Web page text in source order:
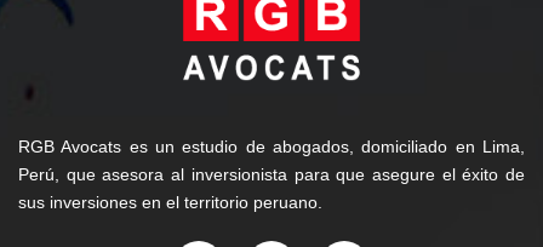
RGB Avocats es un estudio de abogados, domiciliado en Lima,
Perú, que asesora al inversionista para que asegure el éxito de
sus inversiones en el territorio peruano.